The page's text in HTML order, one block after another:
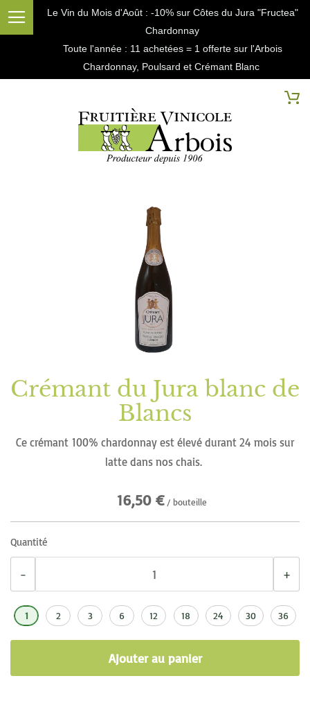
Le Vin du Mois d'Août : -10% sur Côtes du Jura "Fructea"
Chardonnay
Toute l'année : 11 achetées = 1 offerte sur l'Arbois
Chardonnay, Poulsard et Crémant Blanc
Passer
de
Crémant du Jura blanc de
Blancs
Ce crémant 100% chardonnay est élevé durant 24 mois sur
latte dans nos chais.
16,50 € / bouteille
Quantité
− +
1 2 3 6 12 18 24 30 36
Ajouter au panier